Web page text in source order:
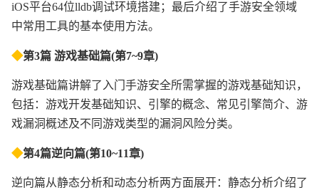
iOS平台64位lldb调试环境搭建；最后介绍了手游安全领域
中常用工具的基本使用方法。
◆第3篇 游戏基础篇(第7~9章)
游戏基础篇讲解了入门手游安全所需掌握的游戏基础知识，
包括：游戏开发基础知识、引擎的概念、常见引擎简介、游
戏漏洞概述及不同游戏类型的漏洞风险分类。
◆第4篇逆向篇(第10~11章)
逆向篇从静态分析和动态分析两方面展开：静态分析介绍了